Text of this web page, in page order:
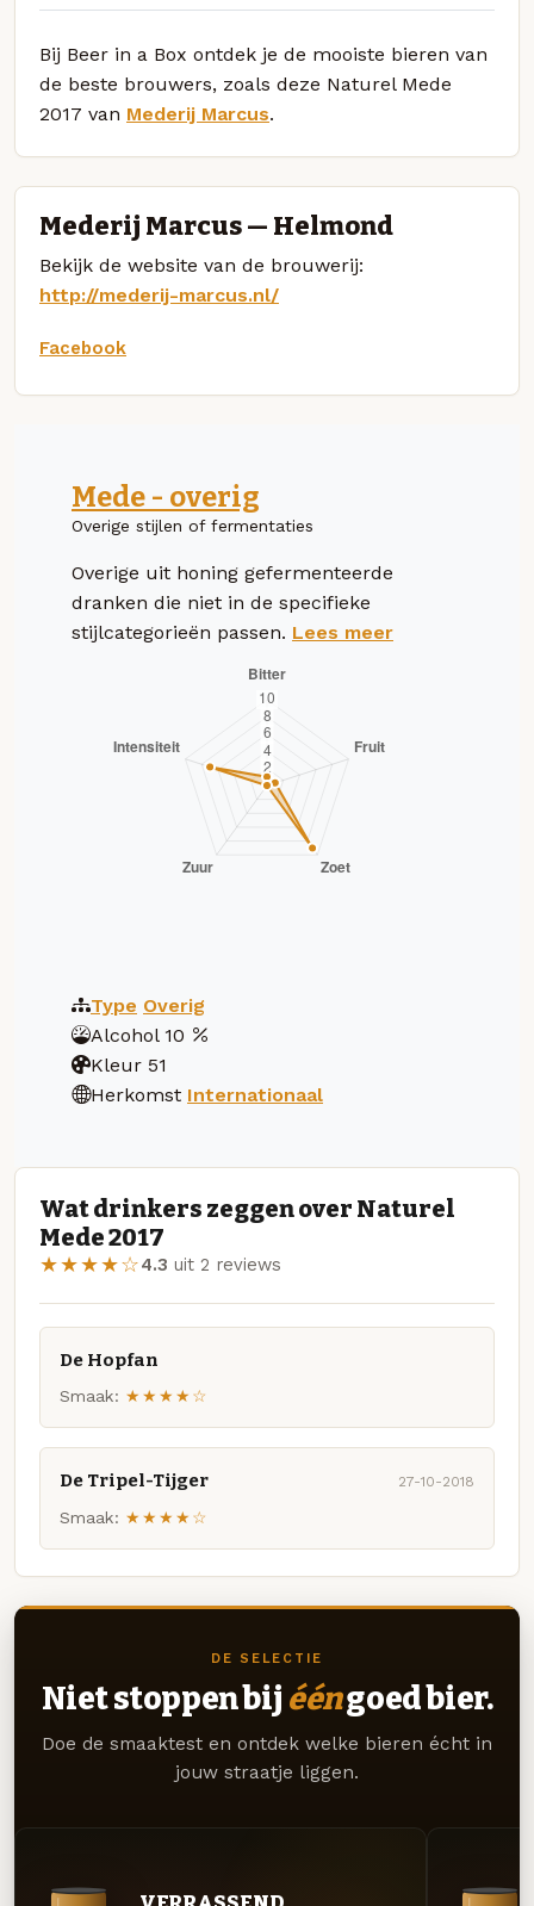
Bij Beer in a Box ontdek je de mooiste bieren van
de beste brouwers, zoals deze Naturel Mede
2017 van Mederij Marcus.
Mederij Marcus — Helmond
Bekijk de website van de brouwerij:
http://mederij-marcus.nl/
Facebook
Mede - overig
Overige stijlen of fermentaties
Overige uit honing gefermenteerde
dranken die niet in de specifieke
stijlcategorieën passen. Lees meer
Type Overig
Alcohol 10
Kleur 51
Herkomst Internationaal
Wat drinkers zeggen over Naturel
Mede 2017
★★★★☆4.3 uit 2 reviews
De Hopfan
Smaak: ★★★★☆
De Tripel-Tijger 27-10-2018
Smaak: ★★★★☆
DE SELECTIE
Niet stoppen bij ééngoed bier.
Doe de smaaktest en ontdek welke bieren écht in
jouw straatje liggen.